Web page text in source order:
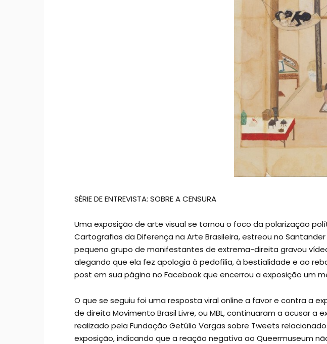
SÉRIE DE ENTREVISTA: SOBRE A CENSURA
Uma exposição de arte visual se tornou o foco da polarização
Cartografias da Diferença na Arte Brasileira, estreou no
pequeno grupo de manifestantes de extrema-direita gravou
alegando que ela fez apologia à pedofilia, à bestialidade e ao
post em sua página no Facebook que encerrou a exposição um
O que se seguiu foi uma resposta viral online a favor e contra a
de direita Movimento Brasil Livre, ou MBL, continuaram a acusar
realizado pela Fundação Getúlio Vargas sobre Tweets
exposição, indicando que a reação negativa ao Queermuseum